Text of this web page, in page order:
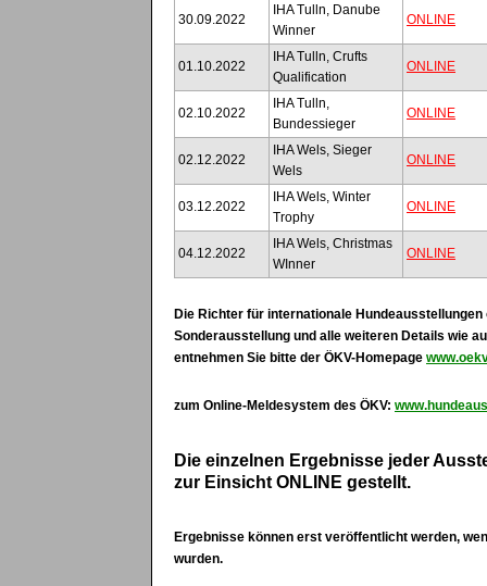
30.09.2022
IHA Tulln, Danube
Winner
ONLINE
01.10.2022
IHA Tulln, Crufts
Qualification
ONLINE
02.10.2022
IHA Tulln,
Bundessieger
ONLINE
02.12.2022
IHA Wels, Sieger
Wels
ONLINE
03.12.2022
IHA Wels, Winter
Trophy
ONLINE
04.12.2022
IHA Wels, Christmas
WInner
ONLINE
Die Richter für internationale
Sonderausstellung und alle weiteren Details wie
entnehmen Sie bitte der ÖKV-Homepage
zum Online-Meldesystem des ÖKV:
Die einzelnen Ergebnisse jeder
zur Einsicht ONLINE gestellt.
Ergebnisse können erst veröffentlicht werden,
wurden.